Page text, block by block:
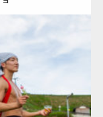
マッチョ)
岡)